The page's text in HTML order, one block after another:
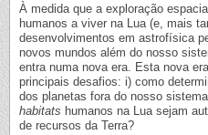
À medida que a exploração
humanos a viver na Lua (e, mais
desenvolvimentos em astrofísica
novos mundos além do nosso
entra numa nova era. Esta nova
principais desafios: i) como
dos planetas fora do nosso
habitats humanos na Lua sejam
de recursos da Terra?